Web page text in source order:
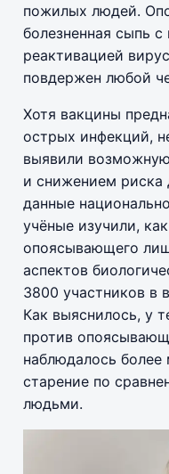
пожилых людей.
болезненная сыпь
реактивацией
повдержен любой
Хотя вакцины
острых инфекций,
выявили
и снижением риска
данные
учёные изучили,
опоясывающего
аспектов
3800 участников в
Как выяснилось, у
против
наблюдалось более
старение по
людьми.